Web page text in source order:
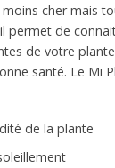
cher mais
permet de
de votre plante
santé. Le Mi
de la plante